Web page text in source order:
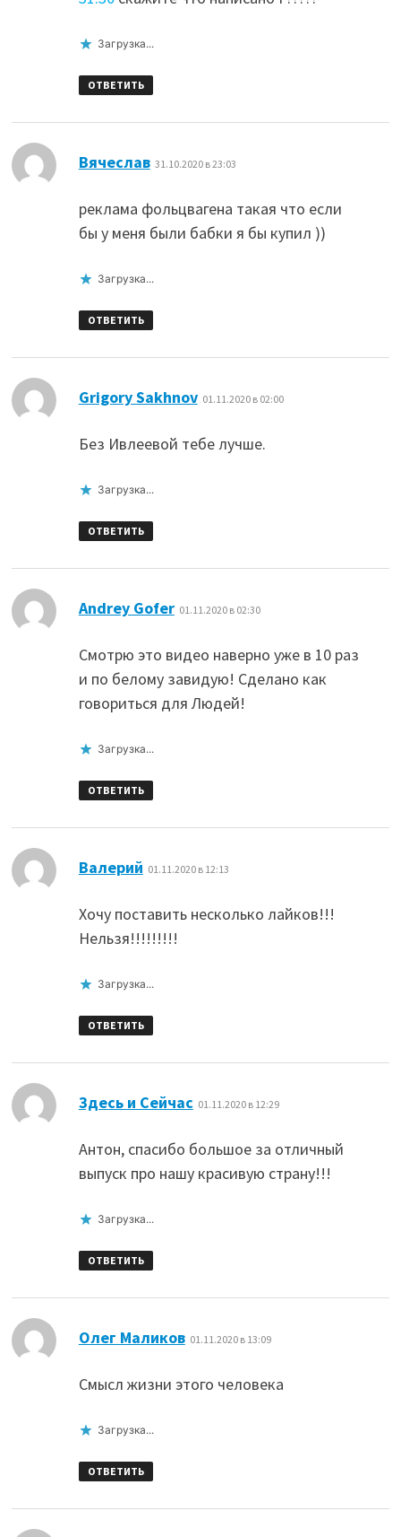
Загрузка...
ОТВЕТИТЬ
Вячеслав: 31.10.2020 в 23:03
реклама фольцвагена такая что если
бы у меня были бабки я бы купил ))
Загрузка...
ОТВЕТИТЬ
Grigory Sakhnov: 01.11.2020 в 02:00
Без Ивлеевой тебе лучше.
Загрузка...
ОТВЕТИТЬ
Andrey Gofer: 01.11.2020 в 02:30
Смотрю это видео наверно уже в 10 раз
и по белому завидую! Сделано как
говориться для Людей!
Загрузка...
ОТВЕТИТЬ
Валерий 01.11.2020 в 12:13
Хочу поставить несколько лайков!!!
Нельзя!!!!!!!!!
Загрузка...
ОТВЕТИТЬ
Здесь и Сейчас 01.11.2020 в 12:29
Антон, спасибо большое за отличный
выпуск про нашу красивую страну!!!
Загрузка...
ОТВЕТИТЬ
Олег Маликов: 01.11.2020 в 13:09
Смысл жизни этого человека
Загрузка...
ОТВЕТИТЬ